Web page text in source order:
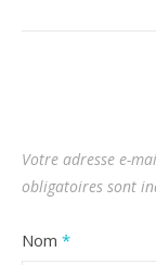
Votre adresse e-
obligatoires sont
Nom *